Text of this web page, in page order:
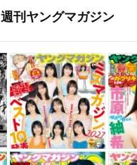
週刊ヤングマガジン